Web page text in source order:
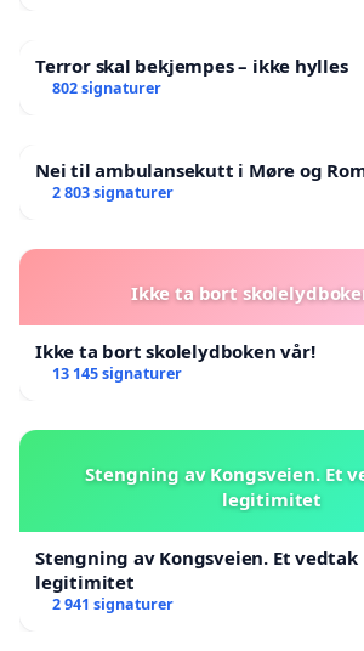
Terror skal bekjempes – ikke hylles
802 signaturer
Nei til ambulansekutt i Møre og
2 803 signaturer
Ikke ta bort
Ikke ta bort skolelydboken vår!
13 145 signaturer
Stengning av Kongsveien. Et
legitimitet
Stengning av Kongsveien. Et vedtak
legitimitet
2 941 signaturer